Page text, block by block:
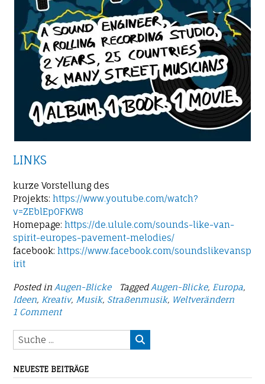
LINKS
kurze Vorstellung des
Projekts: https://www.youtube.com/watch?
v=ZEblEp0FKW8
Homepage: https://de.ulule.com/sounds-like-van-
spirit-europes-pavement-melodies/
facebook: https://www.facebook.com/soundslikevansp
irit
Posted in Augen-Blicke TaggedAugen-Blicke, Europa,
Ideen, Kreativ, Musik, Straßenmusik, Weltverändern
1 Comment
NEUESTE BEITRÄGE